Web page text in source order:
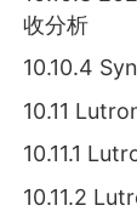
收分析
10.10.4
10.11
10.11.1
10.11.2